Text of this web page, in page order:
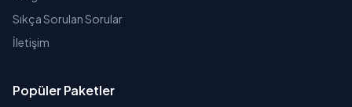
Sıkça Sorulan Sorular
İletişim
Popüler Paketler